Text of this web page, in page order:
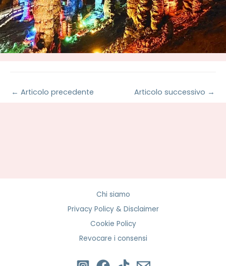
← Articolo precedente Articolo successivo →
Chi siamo
Privacy Policy & Disclaimer
Cookie Policy
Revocare i consensi